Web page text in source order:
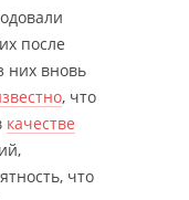
после
них вновь
, что
качестве
что